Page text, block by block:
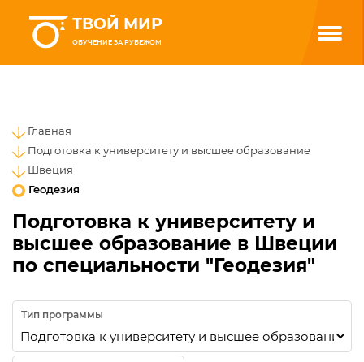
ТВОЙ МИР
ОБУЧЕНИЕ ЗА РУБЕЖОМ
Главная
Подготовка к университету и высшее образование
Швеция
Геодезия
Подготовка к университету и
высшее образование в Швеции
по специальности "Геодезия"
Тип программы